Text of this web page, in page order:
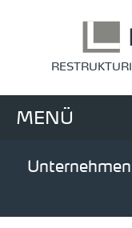
MENÜ